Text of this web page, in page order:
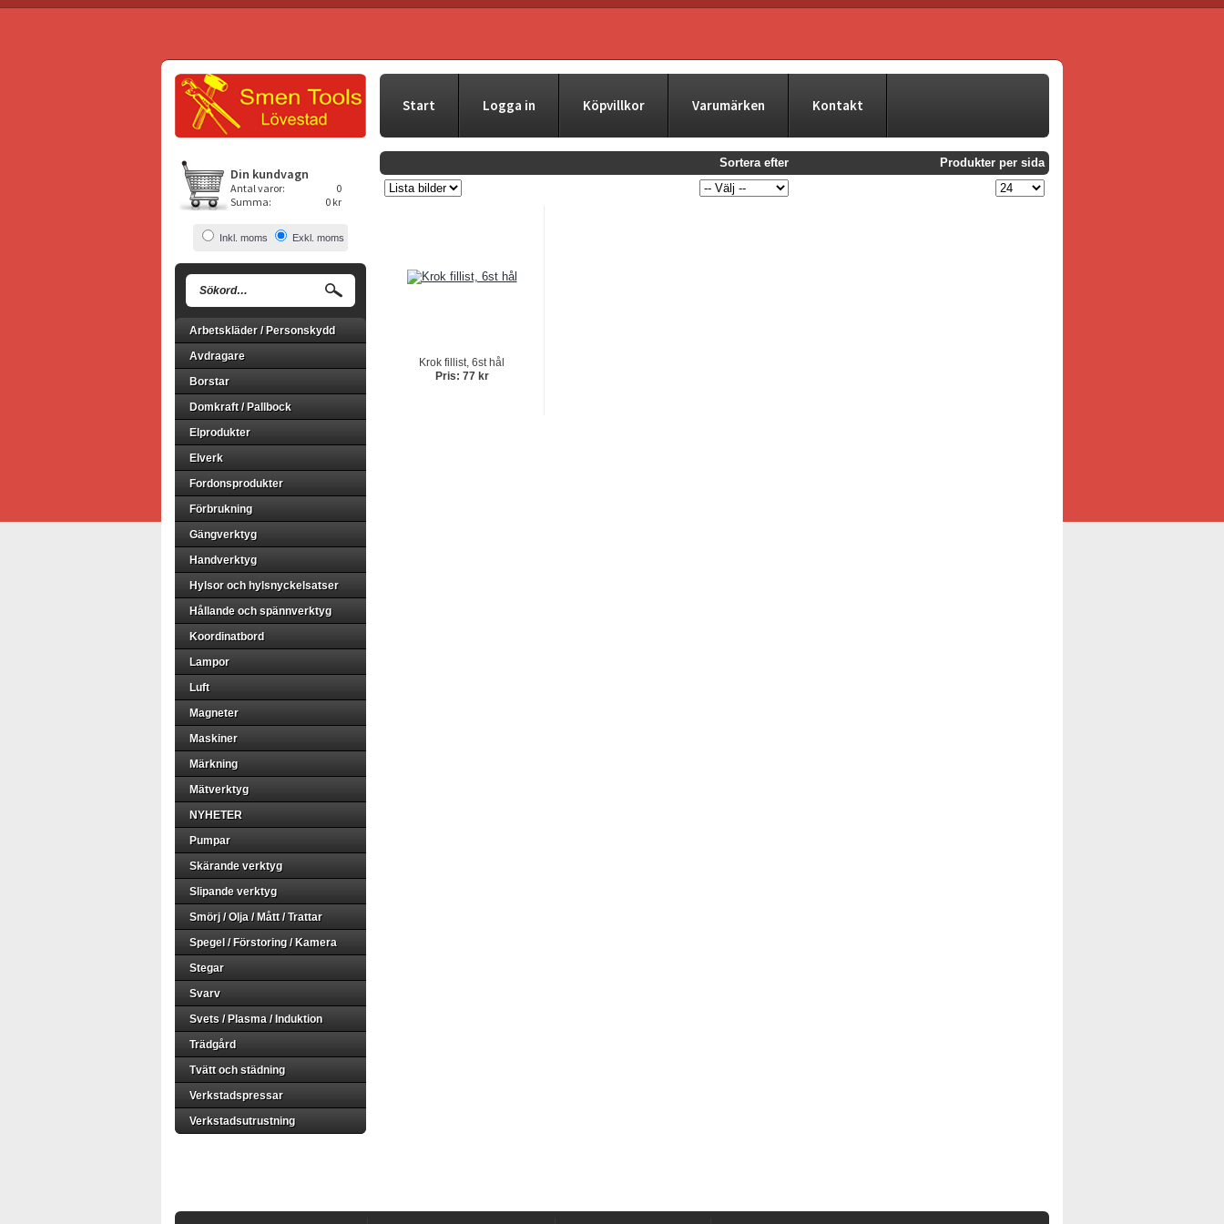
Start Logga in Köpvillkor Varumärken Kontakt
Din kundvagn
Antal varor:
0
Summa:
0 kr
Inkl. moms Exkl. moms
Arbetskläder / Personskydd
Avdragare
Borstar
Domkraft / Pallbock
Elprodukter
Elverk
Fordonsprodukter
Förbrukning
Gängverktyg
Handverktyg
Hylsor och hylsnyckelsatser
Hållande och spännverktyg
Koordinatbord
Lampor
Luft
Magneter
Maskiner
Märkning
Mätverktyg
NYHETER
Pumpar
Skärande verktyg
Slipande verktyg
Smörj / Olja / Mått / Trattar
Spegel / Förstoring / Kamera
Stegar
Svarv
Svets / Plasma / Induktion
Trädgård
Tvätt och städning
Verkstadspressar
Verkstadsutrustning
Sortera efter Produkter per sida
Krok fillist, 6st hål
Pris: 77 kr